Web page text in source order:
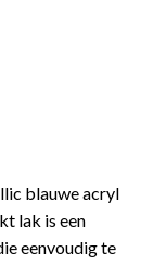
blauwe acryl
lak is een
eenvoudig te